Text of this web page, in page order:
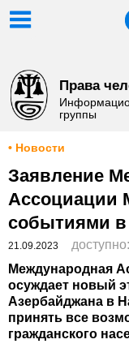
Права
группы
• Новости
Заявление
Ассоциации
событиями в
21.09.2023 доступно:
Международная
осуждает новый
Азербайджана в
принять все
гражданского